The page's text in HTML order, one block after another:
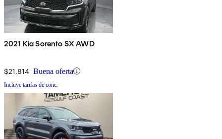
2021 Kia Sorento SX AWD
$21,814 Buena oferta
Incluye tarifas de conc.